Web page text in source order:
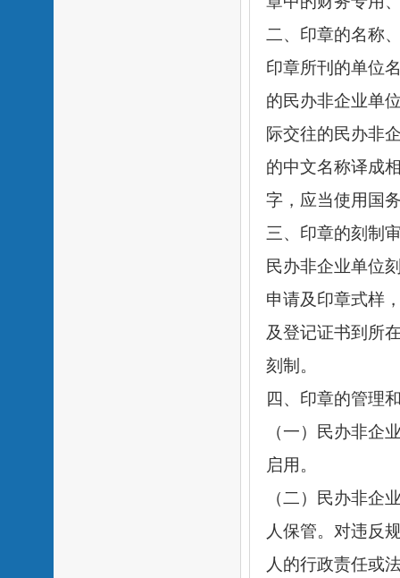
二、印章的名称
印章所刊的单位
的民办非企业单
际交往的民办非
的中文名称译成
字，应当使用国
三、印章的刻制
民办非企业单位
申请及印章式样
及登记证书到所
刻制。
四、印章的管理
（一）民办非企
启用。
（二）民办非企
人保管。对违反
人的行政责任或